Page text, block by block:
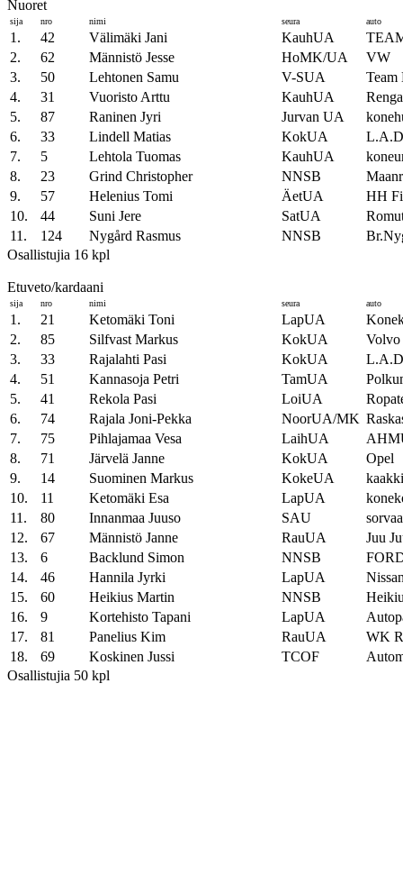
Nuoret
sija nro nimi seura auto
1. 42 Välimäki Jani KauhUA
2.
62 Männistö Jesse HoMK/UA
VW
3.
50 Lehtonen Samu V-SUA
Team
4.
31 Vuoristo Arttu KauhUA
5.
87 Raninen Jyri Jurvan UA
6.
33 Lindell Matias KokUA
7.
5 Lehtola Tuomas KauhUA
8.
23 Grind Christopher NNSB
9.
57 Helenius Tomi ÄetUA
HH
10.
44 Suni Jere SatUA
11.
124 Nygård Rasmus NNSB
Osallistujia 16 kpl
Etuveto/kardaani
sija nro nimi seura auto
1. 21 Ketomäki Toni LapUA
2.
85 Silfvast Markus KokUA
Volvo
3.
33 Rajalahti Pasi KokUA
4.
51 Kannasoja Petri TamUA
5.
41 Rekola Pasi LoiUA
6.
74 Rajala Joni-Pekka NoorUA/MK
7.
75 Pihlajamaa Vesa LaihUA
8.
71 Järvelä Janne KokUA
Opel
9.
14 Suominen Markus KokeUA
10.
11 Ketomäki Esa LapUA
11.
80 Innanmaa Juuso SAU
12.
67 Männistö Janne RauUA
Juu
13.
6 Backlund Simon NNSB
14.
46 Hannila Jyrki LapUA
15.
60 Heikius Martin NNSB
16.
9 Kortehisto Tapani LapUA
17.
81 Panelius Kim RauUA
WK
18.
69 Koskinen Jussi TCOF
Osallistujia 50 kpl